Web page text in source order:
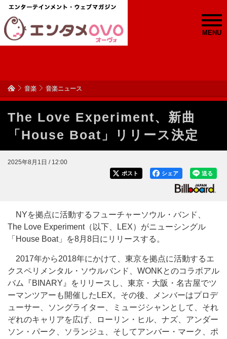
MENU
音楽 音楽ニュース
The Love Experiment、新曲
「House Boat」リリース決定
2025年8月1日 / 12:00
送る
シェア
ポスト
NYを拠点に活動するフューチャーソウル・バンド、
The Love Experiment（以下、LEX）がニューシングル
「House Boat」を8月8日にリリースする。
2017年から2018年にかけて、東京を拠点に活動するエ
クスペリメンタル・ソウルバンド、WONKとのコラボアル
バム『BINARY』をリリースし、東京・大阪・名古屋でツ
ーマンツアーも開催したLEX。その後、メンバーはプロデ
ューサー、ソングライター、ミュージシャンとして、それ
ぞれのキャリアを広げ、ローリン・ヒル、ナズ、アンダー
ソン・パーク、ソランジュ、そしてアンバー・マーク、ポ